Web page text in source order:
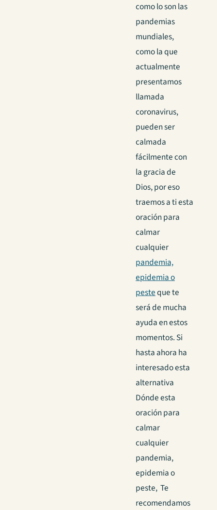
como lo son las
pandemias
mundiales,
como la que
actualmente
presentamos
llamada
coronavirus,
pueden ser
calmada
fácilmente con
la gracia de
Dios, por eso
traemos a ti esta
oración para
calmar
cualquier
pandemia,
epidemia o
pesteque te
será de mucha
ayuda en estos
momentos. Si
hasta ahora ha
interesado esta
alternativa
Dónde esta
oración para
calmar
cualquier
pandemia,
epidemia o
peste, Te
recomendamos